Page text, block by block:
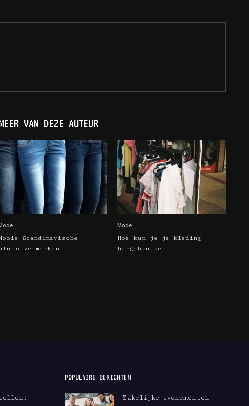
MEER VAN DEZE AUTEUR
Scandinavische
merken
Mode
Hoe kun je je kleding
hergebruiken
POPULAIRE BERICHTEN
Zakelijke evenementen